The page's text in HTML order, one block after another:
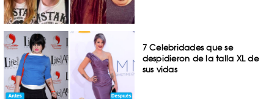
7 Celebridades que se
despidieron de la talla XL de
sus vidas